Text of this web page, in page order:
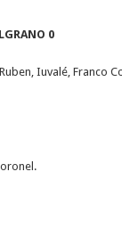
0
Iuvalé, Franco